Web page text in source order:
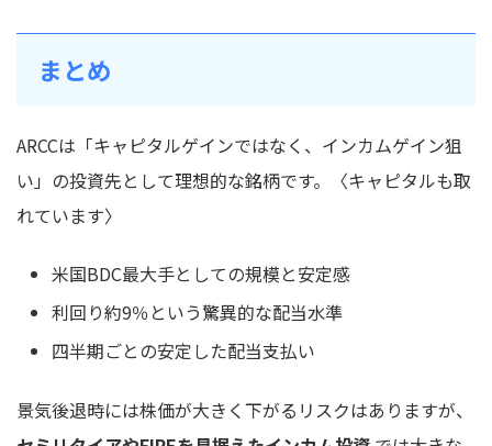
まとめ
ARCCは「キャピタルゲインではなく、インカムゲイン狙
い」の投資先として理想的な銘柄です。〈キャピタルも取
れています〉
米国BDC最大手としての規模と安定感
利回り約9％という驚異的な配当水準
四半期ごとの安定した配当支払い
景気後退時には株価が大きく下がるリスクはありますが、